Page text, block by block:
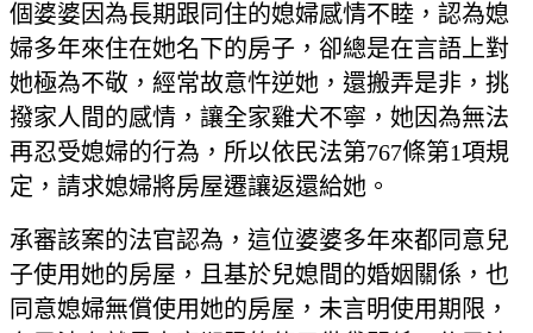
個婆婆因為長期跟同住的媳婦感情不睦，認為媳
婦多年來住在她名下的房子，卻總是在言語上對
她極為不敬，經常故意忤逆她，還搬弄是非，挑
撥家人間的感情，讓全家雞犬不寧，她因為無法
再忍受媳婦的行為，所以依民法第767條第1項規
定，請求媳婦將房屋遷讓返還給她。
承審該案的法官認為，這位婆婆多年來都同意兒
子使用她的房屋，且基於兒媳間的婚姻關係，也
同意媳婦無償使用她的房屋，未言明使用期限，